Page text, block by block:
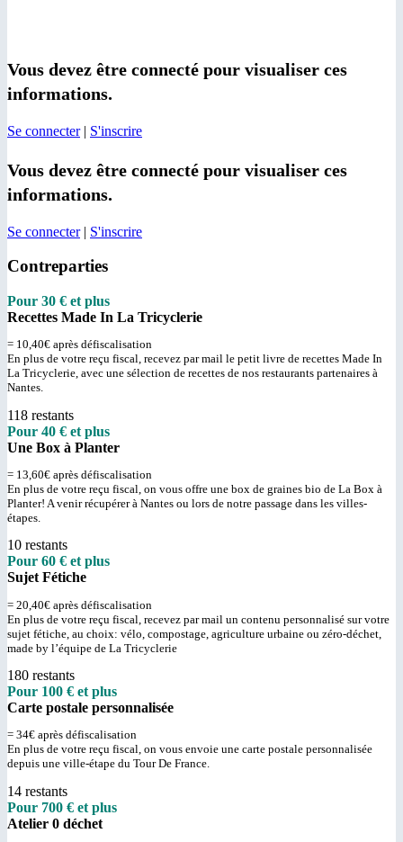
Vous devez être connecté pour visualiser ces
informations.
Se connecter| S'inscrire
Vous devez être connecté pour visualiser ces
informations.
Se connecter| S'inscrire
Contreparties
Pour 30 € et plus
Recettes Made In La Tricyclerie
= 10,40€ après défiscalisation
En plus de votre reçu fiscal, recevez par mail le petit livre de recettes Made In
La Tricyclerie, avec une sélection de recettes de nos restaurants partenaires à
Nantes.
118 restants
Pour 40 € et plus
Une Box à Planter
= 13,60€ après défiscalisation
En plus de votre reçu fiscal, on vous offre une box de graines bio de La Box à
Planter! A venir récupérer à Nantes ou lors de notre passage dans les villes-
étapes.
10 restants
Pour 60 € et plus
Sujet Fétiche
= 20,40€ après défiscalisation
En plus de votre reçu fiscal, recevez par mail un contenu personnalisé sur votre
sujet fétiche, au choix: vélo, compostage, agriculture urbaine ou zéro-déchet,
made by l’équipe de La Tricyclerie
180 restants
Pour 100 € et plus
Carte postale personnalisée
= 34€ après défiscalisation
En plus de votre reçu fiscal, on vous envoie une carte postale personnalisée
depuis une ville-étape du Tour De France.
14 restants
Pour 700 € et plus
Atelier 0 déchet